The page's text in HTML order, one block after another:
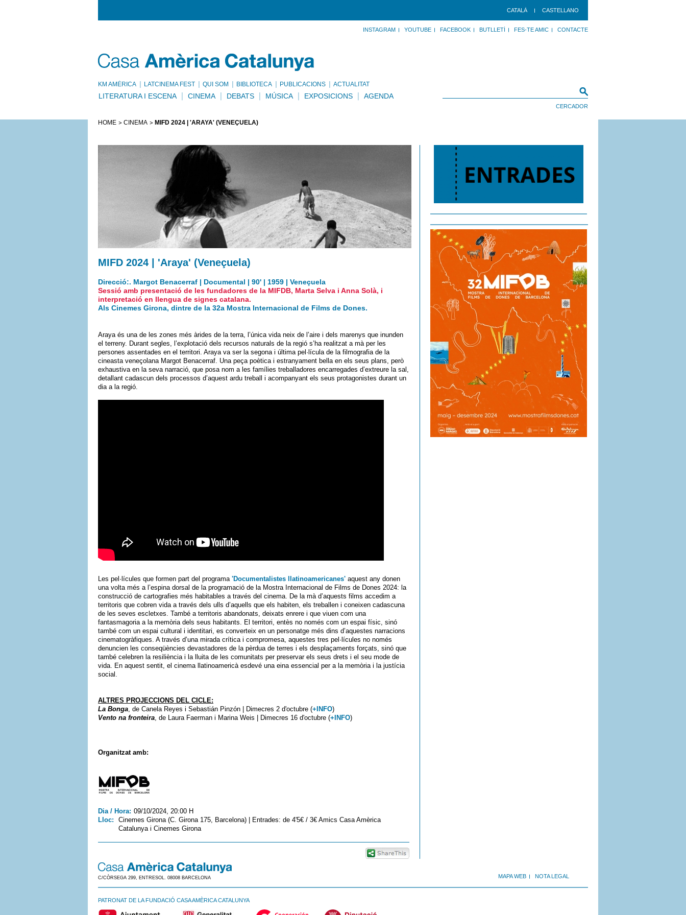
CATALÀ CASTELLANO
INSTAGRAM YOUTUBE FACEBOOK BUTLLETÍ FES-TE AMIC CONTACTE
KM AMÈRICA LATCINEMA FEST QUI SOM BIBLIOTECA PUBLICACIONS ACTUALITAT
LITERATURA I ESCENA CINEMA DEBATS MÚSICA EXPOSICIONS AGENDA
HOME CINEMA MIFD 2024 | 'ARAYA' (VENEÇUELA)
MIFD 2024 | 'Araya' (Veneçuela)
Direcció:. Margot Benacerraf | Documental | 90' | 1959 | Veneçuela
Sessió amb presentació de les fundadores de la MIFDB, Marta Selva i Anna Solà, i
interpretació en llengua de signes catalana.
Als Cinemes Girona, dintre de la 32a Mostra Internacional de Films de Dones.
Araya és una de les zones més àrides de la terra, l’única vida neix de l’aire i dels marenys que inunden
el terreny. Durant segles, l’explotació dels recursos naturals de la regió s’ha realitzat a mà per les
persones assentades en el territori. Araya va ser la segona i última pel·lícula de la filmografia de la
cineasta veneçolana Margot Benacerraf. Una peça poètica i estranyament bella en els seus plans, però
exhaustiva en la seva narració, que posa nom a les famílies treballadores encarregades d’extreure la sal,
detallant cadascun dels processos d’aquest ardu treball i acompanyant els seus protagonistes durant un
dia a la regió.
Les pel·lícules que formen part del programa 'Documentalistes llatinoamericanes' aquest any donen
una volta més a l’espina dorsal de la programació de la Mostra Internacional de Films de Dones 2024: la
construcció de cartografies més habitables a través del cinema. De la mà d’aquests films accedim a
territoris que cobren vida a través dels ulls d’aquells que els habiten, els treballen i coneixen cadascuna
de les seves escletxes. També a territoris abandonats, deixats enrere i que viuen com una
fantasmagoria a la memòria dels seus habitants. El territori, entès no només com un espai físic, sinó
també com un espai cultural i identitari, es converteix en un personatge més dins d’aquestes narracions
cinematogràfiques. A través d’una mirada crítica i compromesa, aquestes tres pel·lícules no només
denuncien les conseqüències devastadores de la pèrdua de terres i els desplaçaments forçats, sinó que
també celebren la resiliència i la lluita de les comunitats per preservar els seus drets i el seu mode de
vida. En aquest sentit, el cinema llatinoamericà esdevé una eina essencial per a la memòria i la justícia
social.
ALTRES PROJECCIONS DEL CICLE:
La Bonga, de Canela Reyes i Sebastián Pinzón | Dimecres 2 d'octubre (+INFO)
Vento na fronteira, de Laura Faerman i Marina Weis | Dimecres 16 d'octubre (+INFO)
Organitzat amb:
Dia / Hora: 09/10/2024, 20:00 H
Lloc:
Cinemes Girona (C. Girona 175, Barcelona) | Entrades: de 4'5€ / 3€ Amics Casa Amèrica
Catalunya i Cinemes Girona
MAPA WEB NOTA LEGAL
C/CÒRSEGA 299, ENTRESOL. 08008 BARCELONA
PATRONAT DE LA FUNDACIÓ CASA AMÈRICA CATALUNYA